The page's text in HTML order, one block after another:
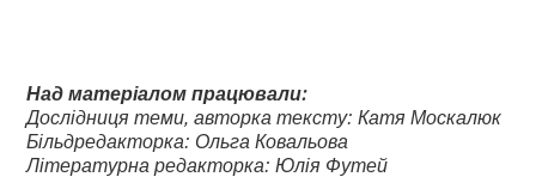
Над матеріалом працювали:
Дослідниця теми, авторка тексту: Катя Москалюк
Більдредакторка: Ольга Ковальова
Літературна редакторка: Юлія Футей